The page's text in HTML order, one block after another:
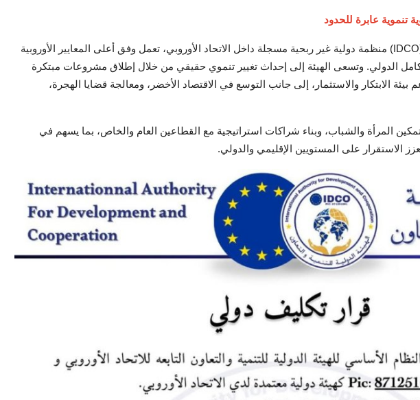
تنموية عابرة للحدود
تُعد الهيئة الدولية للتنمية والتعاون (IDCO) منظمة دولية غير ربحية مسجلة داخل الاتحاد الأوروبي، تعمل وفق أعلى المعايير الأوروبية
الدولي. وتسعى الهيئة إلى إحداث تغيير تنموي حقيقي من خلال إطلاق مشروعات مبتكرة
بيئة الابتكار والاستثمار، إلى جانب التوسع في الاقتصاد الأخضر، ومعالجة قضايا الهجرة،
المرأة والشباب، وبناء شراكات استراتيجية مع القطاعين العام والخاص، بما يسهم في
الاستقرار على المستويين الإقليمي والدولي.